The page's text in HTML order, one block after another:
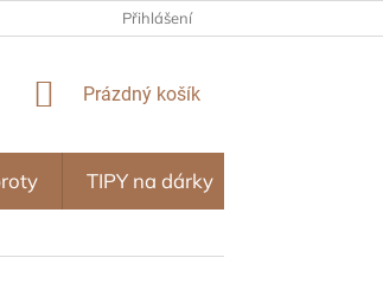
ZA NÁKUPY OBCHODNÍ PODMÍNKY
Přihlášení
NÁKUPNÍ
Prázdný košík
TIPY na dárky